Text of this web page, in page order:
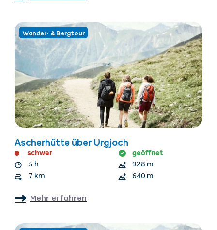
Wander- & Bergtour
Ascherhütte über Urgjoch
schwer geöffnet
5 h
928 m
7 km
640 m
Mehr erfahren